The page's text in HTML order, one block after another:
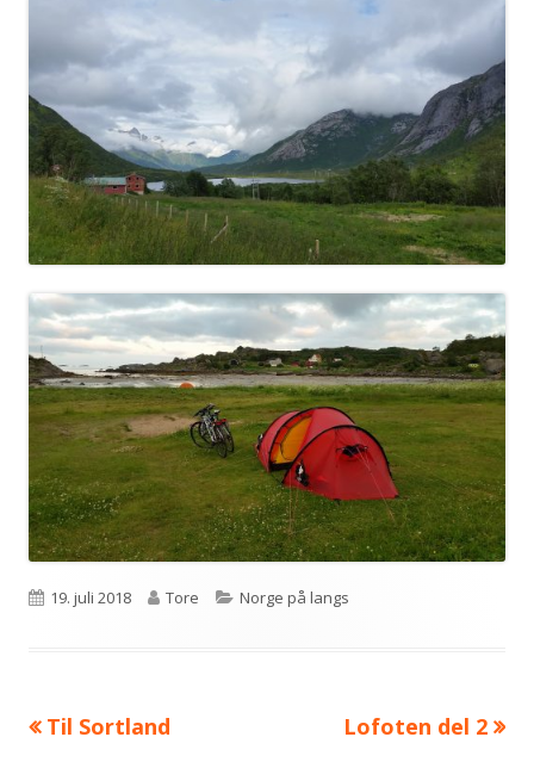
Publisert
19. juli 2018 Forfatter
Tore Kategorier
Norge på langs
Innleggsnavigasjon
Forrige
Til Sortland
Neste
Lofoten del 2